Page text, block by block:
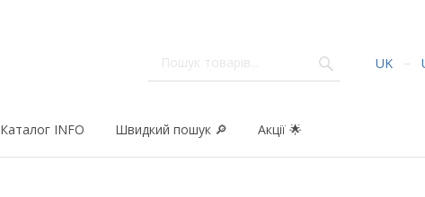
UK
Каталог INFO Швидкий пошук 🔎 Акції 🌟